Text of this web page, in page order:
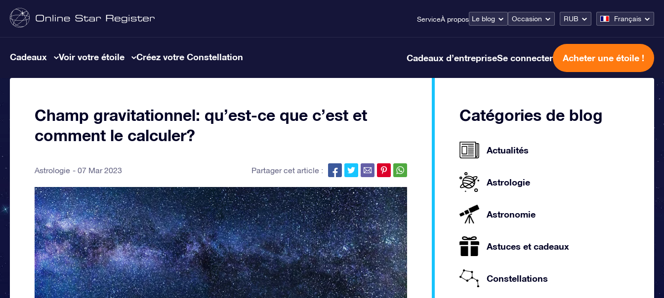
ServiceÀ propos Le blog Occasion RUB Français
Cadeaux Voir votre étoile Créez votre Constellation Cadeaux d’entrepriseSe connecter Acheter une étoile !
Champ gravitationnel: qu’est-ce que c’est et
comment le calculer?
Astrologie 07 Mar 2023 Partager cet article :
Catégories de blog
Actualités
Astrologie
Astronomie
Astuces et cadeaux
Constellations